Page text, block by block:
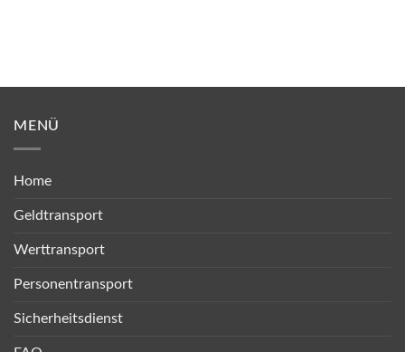
MENÜ
Home
Geldtransport
Werttransport
Personentransport
Sicherheitsdienst